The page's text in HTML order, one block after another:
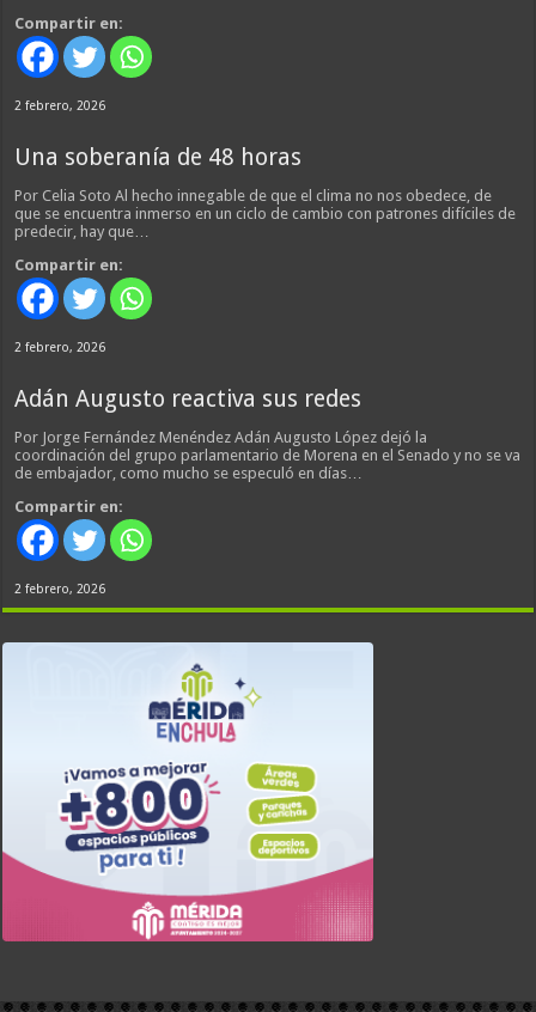
Compartir en:
2 febrero, 2026
Una soberanía de 48 horas
Por Celia Soto Al hecho innegable de que el clima no nos obedece, de
que se encuentra inmerso en un ciclo de cambio con patrones difíciles de
predecir, hay que…
Compartir en:
2 febrero, 2026
Adán Augusto reactiva sus redes
Por Jorge Fernández Menéndez Adán Augusto López dejó la
coordinación del grupo parlamentario de Morena en el Senado y no se va
de embajador, como mucho se especuló en días…
Compartir en:
2 febrero, 2026